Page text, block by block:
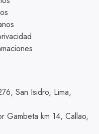
San Isidro, Lima,
Gambeta km 14, Callao,